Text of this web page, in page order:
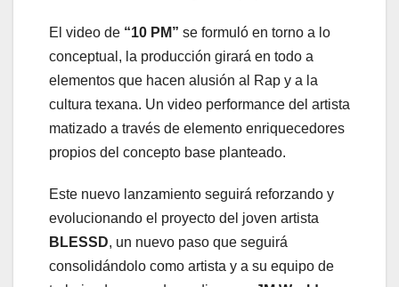
El video de “10 PM” se formuló en torno a lo
conceptual, la producción girará en todo a
elementos que hacen alusión al Rap y a la
cultura texana. Un video performance del artista
matizado a través de elemento enriquecedores
propios del concepto base planteado.
Este nuevo lanzamiento seguirá reforzando y
evolucionando el proyecto del joven artista
BLESSD, un nuevo paso que seguirá
consolidándolo como artista y a su equipo de